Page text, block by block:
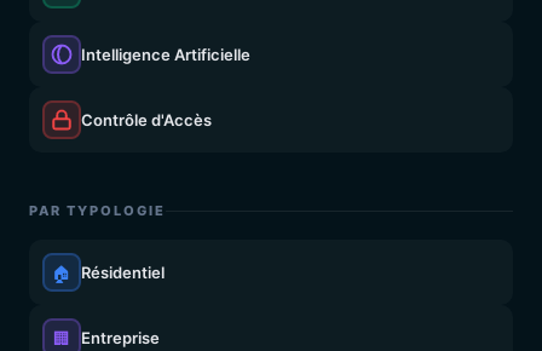
Intelligence Artificielle
Contrôle d'Accès
PAR TYPOLOGIE
🏠 Résidentiel
🏢 Entreprise